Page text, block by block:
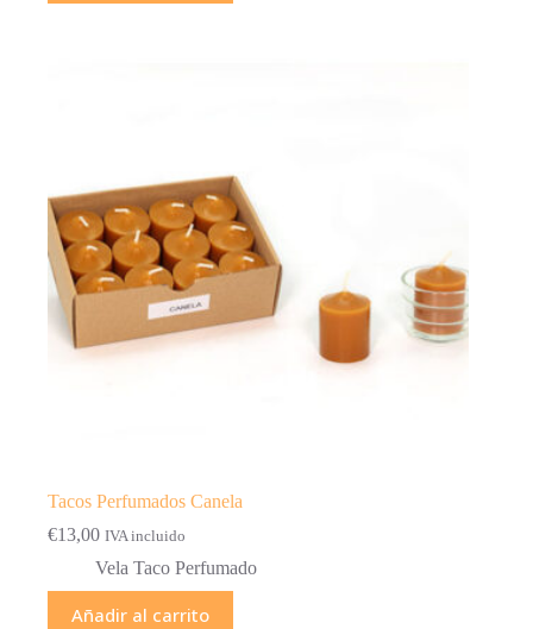
Tacos Perfumados Canela
€13,00 IVA incluido
Vela Taco Perfumado
Añadir al carrito